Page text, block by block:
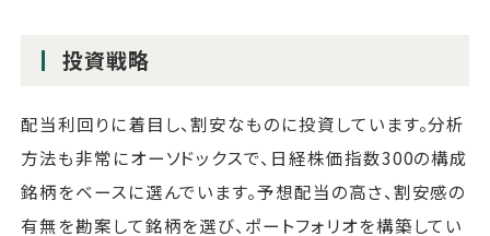
投資戦略
配当利回りに着目し、割安なものに投資しています。分析
方法も非常にオーソドックスで、日経株価指数300の構成
銘柄をベースに選んでいます。予想配当の高さ、割安感の
有無を勘案して銘柄を選び、ポートフォリオを構築してい